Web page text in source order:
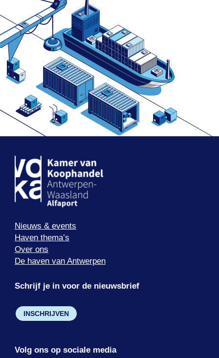
Nieuws & events
Haven thema’s
Over ons
De haven van Antwerpen
Schrijf je in voor de nieuwsbrief
INSCHRIJVEN
Volg ons op sociale media